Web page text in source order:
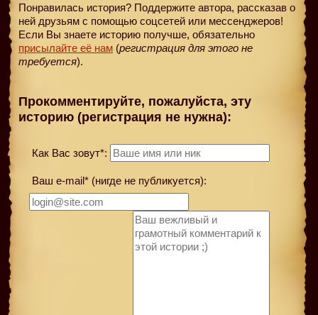
Понравилась история? Поддержите автора, рассказав о
ней друзьям с помощью соцсетей или мессенджеров!
Если Вы знаете историю получше, обязательно
присылайте её нам (регистрация для этого не
требуется).
Прокомментируйте, пожалуйста, эту
историю (регистрация не нужна):
Как Вас зовут*:
Ваш e-mail* (нигде не публикуется):